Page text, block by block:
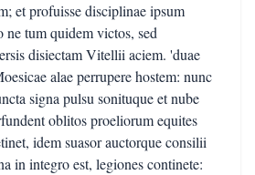
et profuisse disciplinae ipsum
ne tum quidem victos, sed
disiectam Vitellii aciem. 'duae
alae perrupere hostem: nunc
signa pulsu sonituque et nube
oblitos proeliorum equites
idem suasor auctorque consilii
in integro est, legiones continete: